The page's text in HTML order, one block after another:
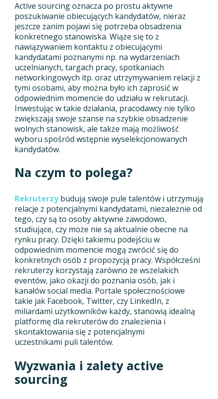
Active sourcing oznacza po prostu aktywne
poszukiwanie obiecujących kandydatów, nieraz
jeszcze zanim pojawi się potrzeba obsadzenia
konkretnego stanowiska. Wiąże się to z
nawiązywaniem kontaktu z obiecującymi
kandydatami poznanymi np. na wydarzeniach
uczelnianych, targach pracy, spotkaniach
networkingowych itp. oraz utrzymywaniem relacji z
tymi osobami, aby można było ich zaprosić w
odpowiednim momencie do udziału w rekrutacji.
Inwestując w takie działania, pracodawcy nie tylko
zwiększają swoje szanse na szybkie obsadzenie
wolnych stanowisk, ale także mają możliwość
wyboru spośród wstępnie wyselekcjonowanych
kandydatów.
Na czym to polega?
Rekruterzybudują swoje pule talentów i utrzymują
relacje z potencjalnymi kandydatami, niezależnie od
tego, czy są to osoby aktywne zawodowo,
studiujące, czy może nie są aktualnie obecne na
rynku pracy. Dzięki takiemu podejściu w
odpowiednim momencie mogą zwrócić się do
konkretnych osób z propozycją pracy. Współcześni
rekruterzy korzystają zarówno ze wszelakich
eventów, jako okazji do poznania osób, jak i
kanałów social media. Portale społecznościowe
takie jak Facebook, Twitter, czy LinkedIn, z
miliardami użytkowników każdy, stanowią idealną
platformę dla rekruterów do znalezienia i
skontaktowania się z potencjalnymi
uczestnikami puli talentów.
Wyzwania i zalety active
sourcing